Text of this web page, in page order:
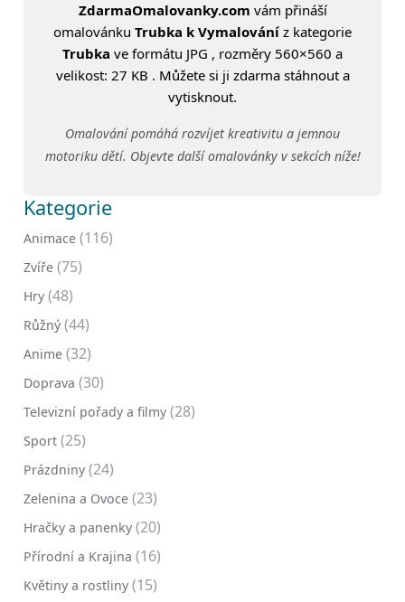
ZdarmaOmalovanky.com vám přináší
omalovánku Trubka k Vymalování z kategorie
Trubka ve formátu JPG , rozměry 560×560 a
velikost: 27 KB . Můžete si ji zdarma stáhnout a
vytisknout.
Omalování pomáhá rozvíjet kreativitu a jemnou
motoriku dětí. Objevte další omalovánky v sekcích níže!
Kategorie
Animace (116)
Zvíře (75)
Hry (48)
Růžný (44)
Anime (32)
Doprava (30)
Televizní pořady a filmy (28)
Sport (25)
Prázdniny (24)
Zelenina a Ovoce (23)
Hračky a panenky (20)
Přírodní a Krajina (16)
Květiny a rostliny (15)